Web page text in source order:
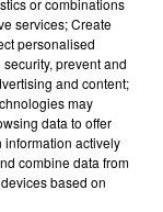
*
services; Create
personalised
prevent and
and content;
may
data to offer
information actively
combine data from
based on